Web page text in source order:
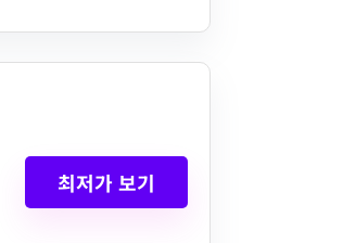
최저가 보기